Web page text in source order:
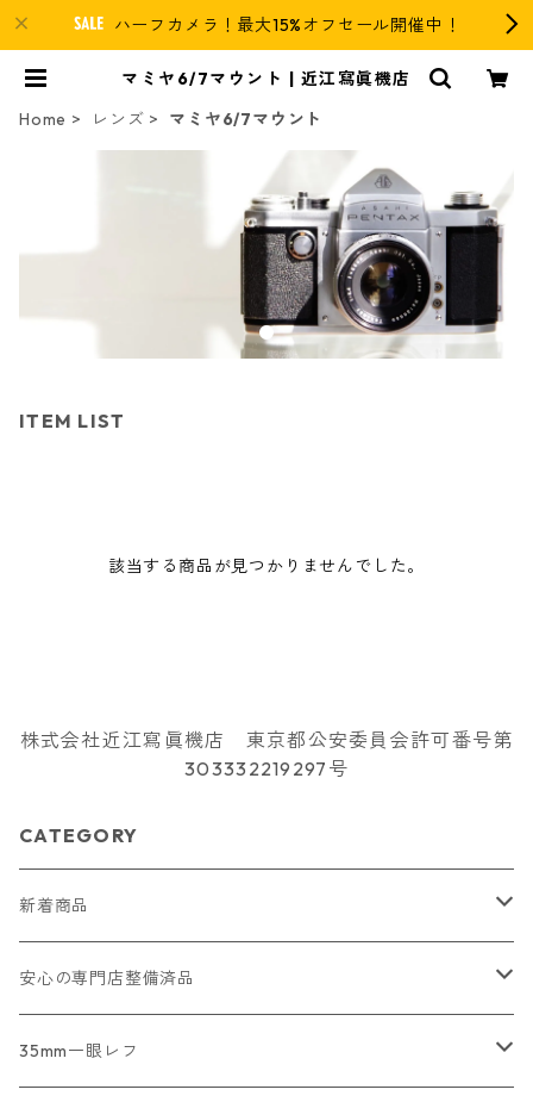
ハーフカメラ！最大15%オフセール開催中！
マミヤ6/7マウント | 近江寫眞機店
Home
レンズ マミヤ6/7マウント
ITEM LIST
該当する商品が見つかりませんでした。
株式会社近江寫眞機店 東京都公安委員会許可番号第
303332219297号
CATEGORY
新着商品
2026/07/18
2026/07/12
安心の専門店整備済品
コンパクトカメラ
35mm一眼レフ